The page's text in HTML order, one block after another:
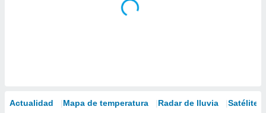
Actualidad Mapa de temperatura Radar de lluvia Satélites